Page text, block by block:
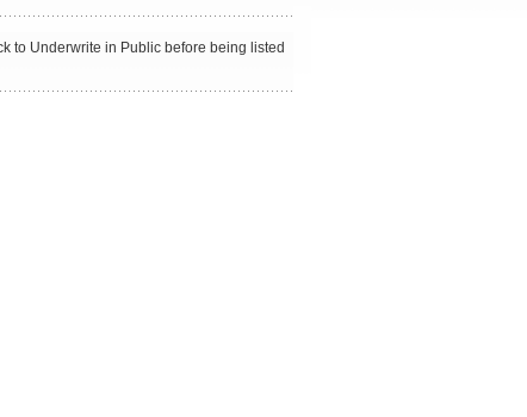
to Underwrite in Public before being listed